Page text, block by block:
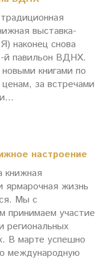
выставка-
наконец снова
й павильон ВДНХ.
книгами по
за встречами
настроение
книжная
ярмарочная жизнь
Мы с
принимаем участие
региональных
В марте успешно
международную